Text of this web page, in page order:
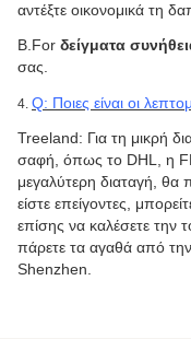
αντέξτε οικονομικά τη
B.For δείγματα
σας.
4. Q: Ποιες είναι οι
Treeland: Για τη μικρή
σαφή, όπως το DHL, η
μεγαλύτερη διαταγή, θα
είστε επείγοντες,
επίσης να καλέσετε την
πάρετε τα αγαθά από
Shenzhen.